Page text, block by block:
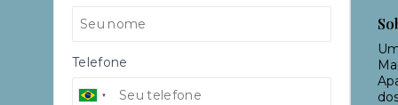
Telefone